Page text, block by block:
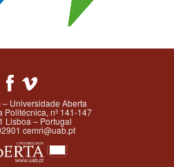
Universidade Aberta
Politécnica, nº 141-147
Lisboa – Portugal
cemri@uab.pt